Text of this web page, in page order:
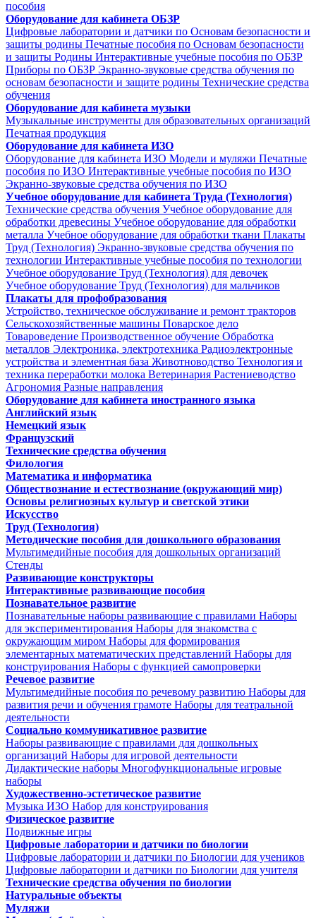
пособия
Оборудование для кабинета ОБЗР
Цифровые лаборатории и датчики по Основам безопасности и
защиты родины Печатные пособия по Основам безопасности
и защиты Родины Интерактивные учебные пособия по ОБЗР
Приборы по ОБЗР Экранно-звуковые средства обучения по
основам безопасности и защите родины Технические средства
обучения
Оборудование для кабинета музыки
Музыкальные инструменты для образовательных организаций
Печатная продукция
Оборудование для кабинета ИЗО
Оборудование для кабинета ИЗО Модели и муляжи Печатные
пособия по ИЗО Интерактивные учебные пособия по ИЗО
Экранно-звуковые средства обучения по ИЗО
Учебное оборудование для кабинета Труда (Технология)
Технические средства обучения Учебное оборудование для
обработки древесины Учебное оборудование для обработки
металла Учебное оборудование для обработки ткани Плакаты
Труд (Технология) Экранно-звуковые средства обучения по
технологии Интерактивные учебные пособия по технологии
Учебное оборудование Труд (Технология) для девочек
Учебное оборудование Труд (Технология) для мальчиков
Плакаты для профобразования
Устройство, техническое обслуживание и ремонт тракторов
Сельскохозяйственные машины Поварское дело
Товароведение Производственное обучение Обработка
металлов Электроника, электротехника Радиоэлектронные
устройства и элементная база Животноводство Технология и
техника переработки молока Ветеринария Растениеводство
Агрономия Разные направления
Оборудование для кабинета иностранного языка
Английский язык
Немецкий язык
Французский
Технические средства обучения
Филология
Математика и информатика
Обществознание и естествознание (окружающий мир)
Основы религиозных культур и светской этики
Искусство
Труд (Технология)
Методические пособия для дошкольного образования
Мультимедийные пособия для дошкольных организаций
Стенды
Развивающие конструкторы
Интерактивные развивающие пособия
Познавательное развитие
Познавательные наборы развивающие с правилами Наборы
для экспериментирования Наборы для знакомства с
окружающим миром Наборы для формирования
элементарных математических представлений Наборы для
конструирования Наборы с функцией самопроверки
Речевое развитие
Мультимедийные пособия по речевому развитию Наборы для
развития речи и обучения грамоте Наборы для театральной
деятельности
Социально коммуникативное развитие
Наборы развивающие с правилами для дошкольных
организаций Наборы для игровой деятельности
Дидактические наборы Многофункциональные игровые
наборы
Художественно-эстетическое развитие
Музыка ИЗО Набор для конструирования
Физическое развитие
Подвижные игры
Цифровые лаборатории и датчики по биологии
Цифровые лаборатории и датчики по Биологии для учеников
Цифровые лаборатории и датчики по Биологии для учителя
Технические средства обучения по биологии
Натуральные объекты
Муляжи